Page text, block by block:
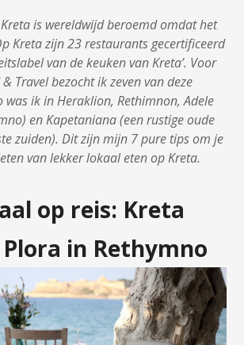
is wereldwijd beroemd omdat het
Kreta zijn 23 restaurants gecertificeerd
van de keuken van Kreta’. Voor
Travel bezocht ik zeven van deze
was ik in Heraklion, Rethimnon, Adele
en Kapetaniana (een rustige oude
zuiden). Dit zijn mijn 7 pure tips om je
van lekker lokaal eten op Kreta.
op reis: Kreta
in Rethymno